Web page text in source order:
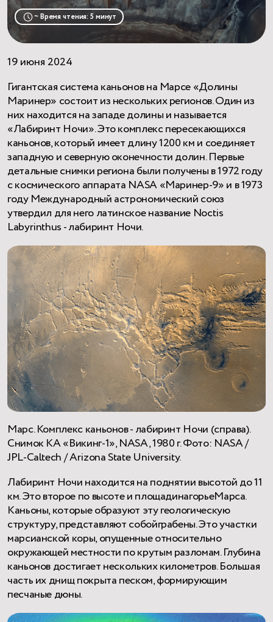
~ Время чтения: 5 минут
19 июня 2024
Гигантская система каньонов на Марсе «Долины
Маринер» состоит из нескольких регионов. Один из
них находится на западе долины и называется
«Лабиринт Ночи». Это комплекс пересекающихся
каньонов, который имеет длину 1200 км и соединяет
западную и северную оконечности долин. Первые
детальные снимки региона были получены в 1972 году
с космического аппарата NASA «Маринер-9» и в 1973
году Международный астрономический союз
утвердил для него латинское название Noctis
Labyrinthus - лабиринт Ночи.
Марс. Комплекс каньонов - лабиринт Ночи (справа).
Снимок КА «Викинг-1», NASA, 1980 г. Фото: NASA /
JPL-Caltech / Arizona State University.
Лабиринт Ночи находится на поднятии высотой до 11
км. Это второе по высоте и площадинагорьеМарса.
Каньоны, которые образуют эту геологическую
структуру, представляют собойграбены. Это участки
марсианской коры, опущенные относительно
окружающей местности по крутым разломам. Глубина
каньонов достигает нескольких километров. Большая
часть их днищ покрыта песком, формирующим
песчаные дюны.